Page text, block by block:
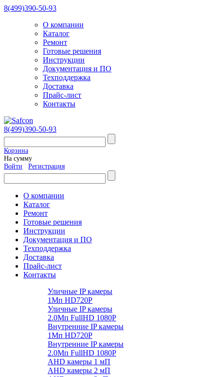
8(499)390-50-93
О компании
Каталог
Ремонт
Готовые решения
Инструкции
Документация и ПО
Техподдержка
Доставка
Прайс-лист
Контакты
8(499)390-50-93
Корзина
На сумму
Войти
Регистрация
О компании
Каталог
Ремонт
Готовые решения
Инструкции
Документация и ПО
Техподдержка
Доставка
Прайс-лист
Контакты
Уличные IP камеры
1Мп HD720P
Уличные IP камеры
2.0Мп FullHD 1080P
Внутренние IP камеры
1Мп HD720P
Внутренние IP камеры
2.0Мп FullHD 1080P
AHD камеры 1 мП
AHD камеры 2 мП